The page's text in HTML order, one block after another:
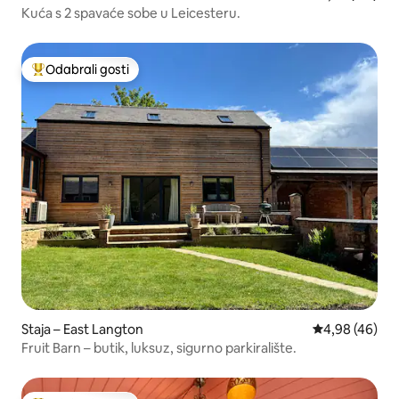
Kuća s 2 spavaće sobe u Leicesteru.
Među najviše rangiranima s oznakom „Odabrali gosti”
Odabrali gosti
Staja – East Langton Prosječna
4,98 (46)
Fruit Barn – butik, luksuz, sigurno parkiralište.